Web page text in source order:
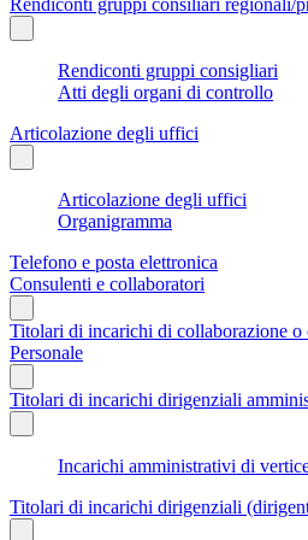
Rendiconti gruppi consigliari
Atti degli organi di controllo
Articolazione degli uffici
Articolazione degli uffici
Organigramma
Telefono e posta elettronica
Consulenti e collaboratori
Titolari di incarichi di collaborazione o
Personale
Titolari di incarichi dirigenziali
Incarichi amministrativi di
Titolari di incarichi dirigenziali